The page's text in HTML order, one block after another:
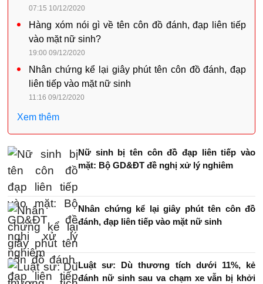
07:15 10/12/2020
Hàng xóm nói gì về tên côn đồ đánh, đạp liên tiếp
vào mặt nữ sinh?
19:00 09/12/2020
Nhân chứng kể lại giây phút tên côn đồ đánh, đạp
liên tiếp vào mặt nữ sinh
11:16 09/12/2020
Xem thêm
Nữ sinh bị tên côn đồ đạp liên tiếp vào
mặt: Bộ GD&ĐT đề nghị xử lý nghiêm
Nhân chứng kể lại giây phút tên côn đồ
đánh, đạp liên tiếp vào mặt nữ sinh
Luật sư: Dù thương tích dưới 11%, kẻ
đánh nữ sinh sau va chạm xe vẫn bị khởi